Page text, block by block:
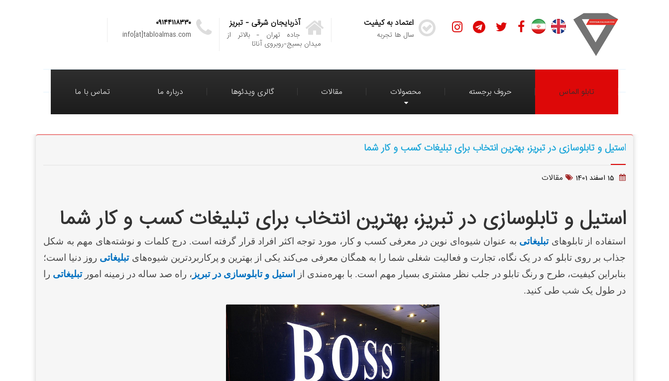
۰۹۱۴۴۱۱۸۳۳۰
info[at]tabloalmas.com
آذربایجان شرقی - تبریز
جاده تهران - بالاتر از
میدان بسیج-روبروی آناتا
اعتماد به کیفیت
سال ها تجربه
تابلو الماس حروف برجسته محصولات مقالات گالری ویدئوها درباره ما تماس با ما
استیل و تابلوسازی در تبریز، بهترین انتخاب برای تبلیغات کسب و کار شما
15 اسفند 1401 مقالات
استیل و تابلوسازی در تبریز، بهترین انتخاب برای تبلیغات کسب و کار شما
استفاده از تابلوهایتبلیغاتی به عنوان شیوه‌ای نوین در معرفی کسب و کار، مورد توجه اکثر افراد قرار گرفته ‌است. درج کلمات و نوشته‌های مهم به شکل
جذاب بر روی تابلو که در یک نگاه، تجارت و فعالیت شغلی شما را به همگان معرفی می‌کند یکی از بهترین و پرکاربرد‌ترین شیوه‌هایتبلیغاتی روز دنیا است؛
بنابراین کیفیت، طرح و رنگ تابلو در جلب نظر مشتری بسیار مهم است. با بهره‌مندی از
استیل و تابلوسازی در تبریز ، راه صد ساله در زمینه امورتبلیغاتی را
در طول یک شب طی کنید.